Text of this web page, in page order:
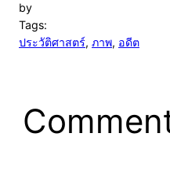
by
Tags:
ประวัติศาสตร์, ภาพ, อดีต